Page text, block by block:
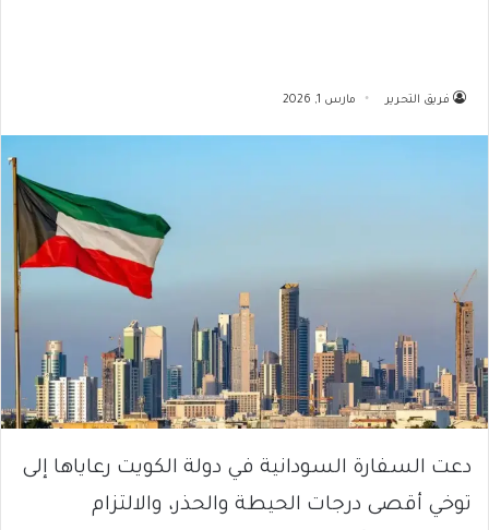
فريق التحرير مارس 1, 2026
دعت السفارة السودانية في دولة الكويت رعاياها إلى
توخي أقصى درجات الحيطة والحذر، والالتزام